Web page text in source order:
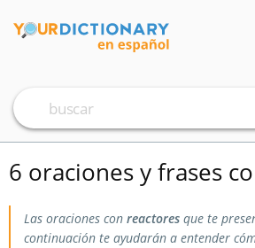
6 oraciones y frases
Las oraciones con reactores que te
continuación te ayudarán a entender